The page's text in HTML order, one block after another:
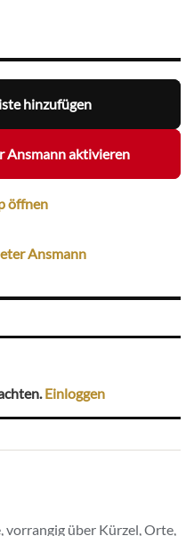
hinzufügen
Ansmann aktivieren
öffnen
Ansmann
Einloggen
vorrangig über Kürzel, Orte,